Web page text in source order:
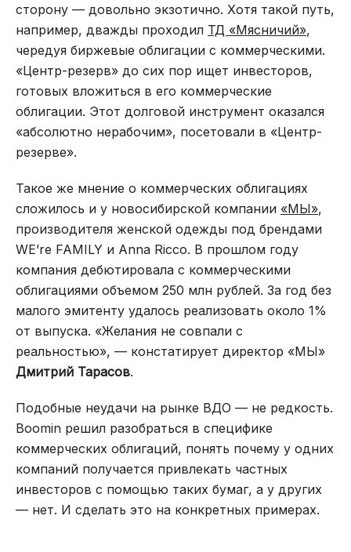
сторону — довольно экзотично. Хотя такой путь,
например, дважды проходил ТД «Мясничий»,
чередуя биржевые облигации с коммерческими.
«Центр-резерв» до сих пор ищет инвесторов,
готовых вложиться в его коммерческие
облигации. Этот долговой инструмент оказался
«абсолютно нерабочим», посетовали в «Центр-
резерве».
Такое же мнение о коммерческих облигациях
сложилось и у новосибирской компании «МЫ»,
производителя женской одежды под брендами
WE’re FAMILY и Anna Ricco. В прошлом году
компания дебютировала с коммерческими
облигациями объемом 250 млн рублей. За год без
малого эмитенту удалось реализовать около 1%
от выпуска. «Желания не совпали с
реальностью», — констатирует директор «МЫ»
Дмитрий Тарасов.
Подобные неудачи на рынке ВДО — не редкость.
Boomin решил разобраться в специфике
коммерческих облигаций, понять почему у одних
компаний получается привлекать частных
инвесторов с помощью таких бумаг, а у других
— нет. И сделать это на конкретных примерах.